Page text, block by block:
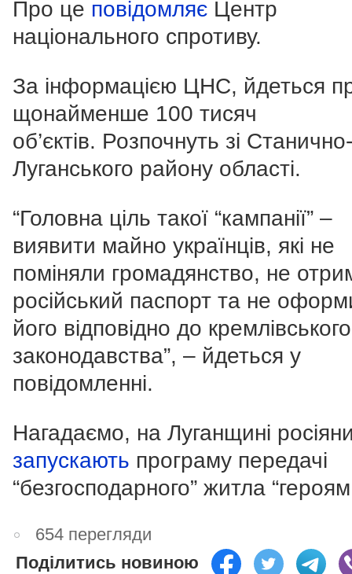
Про це повідомляє Центр
національного спротиву.
За інформацією ЦНС, йдеться
щонайменше 100 тисяч
об’єктів. Розпочнуть зі Станично-
Луганського району області.
“Головна ціль такої “кампанії” –
виявити майно українців, які не
поміняли громадянство, не
російський паспорт та не
його відповідно до кремлівського
законодавства”, – йдеться у
повідомленні.
Нагадаємо, на Луганщині
запускають програму передачі
“безгосподарного” житла
654 перегляди
Поділитись новиною